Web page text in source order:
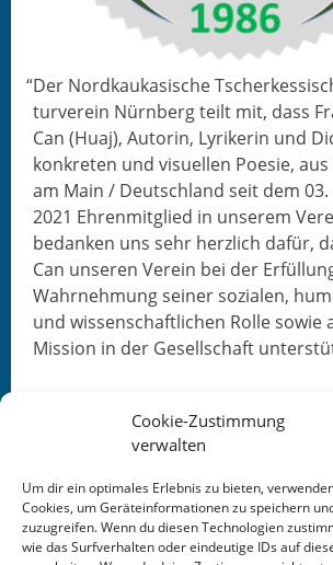
Cookie-Zustimmung
verwalten
Um dir ein optimales Erlebnis zu bieten,
Cookies, um Geräteinformationen zu speichern
zuzugreifen. Wenn du diesen Technologien
wie das Surfverhalten oder eindeutige IDs auf
“Der Nord­kauka­sis­che
turvere­in Nürn­berg teilt mit, dass
Can (Huaj), Autorin, Lyrik­erin und
konkreten und visuellen Poe­sie,
am Main / Deutsch­land seit dem
2021 Ehren­mit­glied in unserem
bedanken uns sehr her­zlich dafür,
Can unseren Vere­in bei der
Wahrnehmung sein­er sozialen,
und wis­senschaftlichen Rolle sowie
Mis­sion in der Gesellschaft
This entry was posted inAllgemein.
permalink.